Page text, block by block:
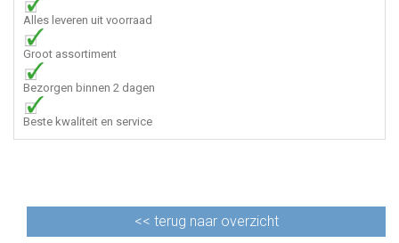
Alles leveren uit voorraad
Groot assortiment
Bezorgen binnen 2 dagen
Beste kwaliteit en service
<< terug naar overzicht